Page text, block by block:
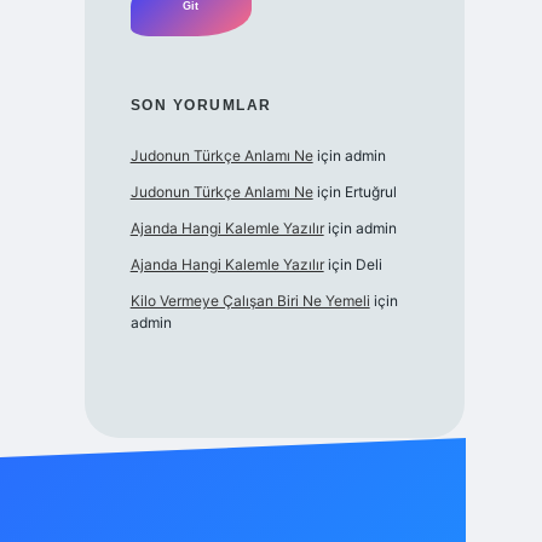
SON YORUMLAR
Judonun Türkçe Anlamı Neiçin admin
Judonun Türkçe Anlamı Neiçin Ertuğrul
Ajanda Hangi Kalemle Yazılıriçin admin
Ajanda Hangi Kalemle Yazılıriçin Deli
Kilo Vermeye Çalışan Biri Ne Yemeli için
admin